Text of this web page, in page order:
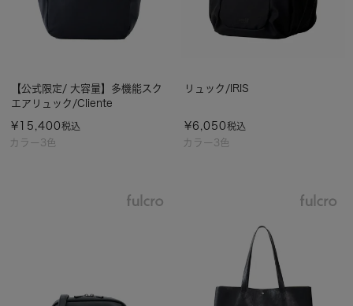
カラー3色
【公式限定/ 大容量】多機能スク
エアリュック/Cliente
¥ 15,400税込
カラー3色
リュック/IRIS
¥6,050税込